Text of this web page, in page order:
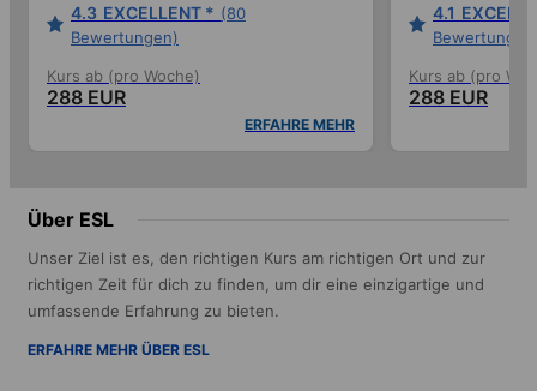
4.3 EXCELLENT * (80
Bewertungen)
Kurs ab (pro Woche)
288 EUR
ERFAHRE MEHR
4.1
Kurs ab (pro
288 EUR
Über ESL
Unser Ziel ist es, den richtigen Kurs am richtigen Ort und zur
richtigen Zeit für dich zu finden, um dir eine einzigartige und
umfassende Erfahrung zu bieten.
ERFAHRE MEHR ÜBER ESL